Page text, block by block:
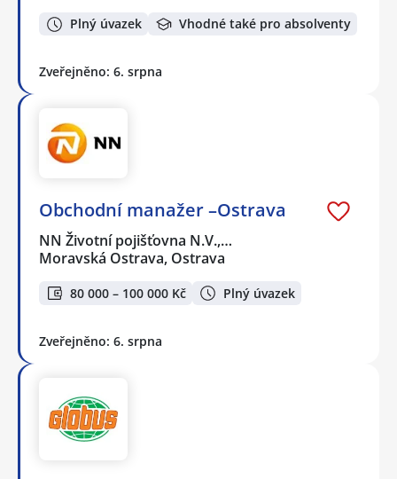
Plný úvazek Vhodné také pro absolventy
Zveřejněno: 6. srpna
Obchodní manažer –Ostrava
NN Životní pojišťovna N.V.,…
Moravská Ostrava, Ostrava
80 000 – 100 000 Kč Plný úvazek
Zveřejněno: 6. srpna